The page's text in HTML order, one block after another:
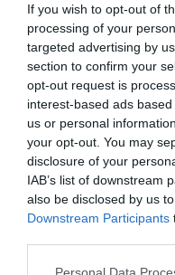
If you wish to opt-out of
processing of your
targeted advertising by
section to confirm your
opt-out request is
interest-based ads
us or personal
your opt-out. You may
disclosure of your
IAB’s list of downstream
also be disclosed by us
Downstream Participants
estaba abierta para una
competición europea
Sobre Intelligence
es la
inteligencia de
de datos monitoriza en
clubes de LaLiga, Liga
ligas europeas; 22
La plataforma
todos los eventos